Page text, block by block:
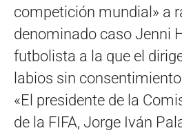
competición mundial» a
denominado caso Jenni
futbolista a la que el
labios sin
«El presidente de la
de la FIFA, Jorge Iván